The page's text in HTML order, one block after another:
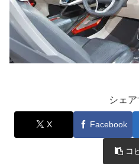
シェア
X Facebook
コ